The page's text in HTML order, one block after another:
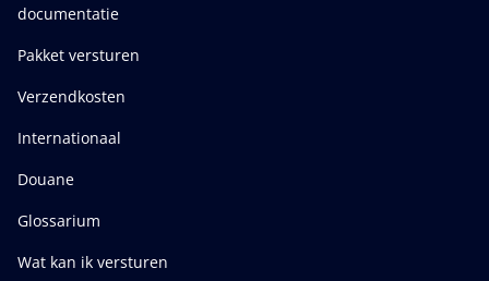
documentatie
Pakket versturen
Verzendkosten
Internationaal
Douane
Glossarium
Wat kan ik versturen